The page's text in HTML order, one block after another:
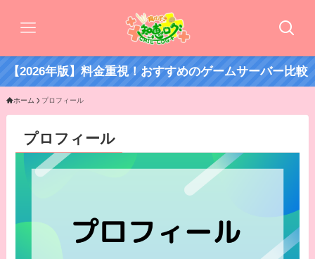
【2026年版】料金重視！おすすめのゲームサーバー比較
ホーム プロフィール
プロフィール